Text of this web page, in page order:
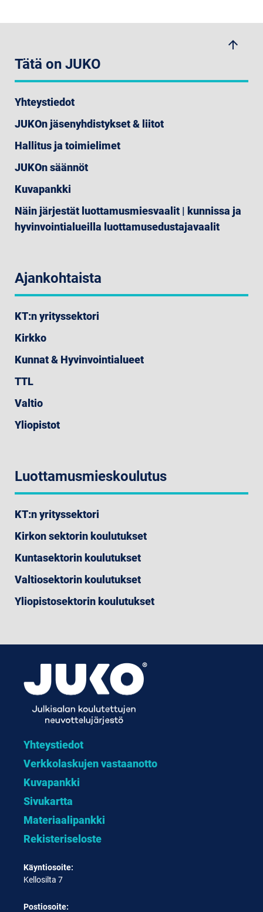
arrow_upwards
Tätä on JUKO
Yhteystiedot
JUKOn jäsenyhdistykset & liitot
Hallitus ja toimielimet
JUKOn säännöt
Kuvapankki
Näin järjestät luottamusmiesvaalit | kunnissa ja
hyvinvointialueilla luottamusedustajavaalit
Ajankohtaista
KT:n yrityssektori
Kirkko
Kunnat & Hyvinvointialueet
TTL
Valtio
Yliopistot
Luottamusmieskoulutus
KT:n yrityssektori
Kirkon sektorin koulutukset
Kuntasektorin koulutukset
Valtiosektorin koulutukset
Yliopistosektorin koulutukset
Yhteystiedot
Verkkolaskujen vastaanotto
Kuvapankki
Sivukartta
Materiaalipankki
Rekisteriseloste
Käyntiosoite:
Kellosilta 7
Postiosoite: